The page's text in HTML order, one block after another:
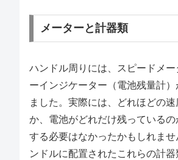
メーターと計器類
ハンドル周りには、スピードメー
ーインジケーター（電池残量計
ました。実際には、どれほどの
か、電池がどれだけ残っている
する必要はなかったかもしれま
ンドルに配置されたこれらの計器